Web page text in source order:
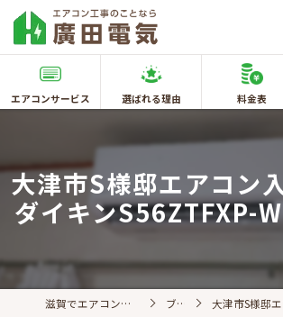
エアコンサービス 選ばれる理由 料金表
大津市S様邸エアコン
ダイキンS56ZTFXP-
滋賀でエアコン取付なら廣田電気 ブログ 大津市S様邸エアコン入替工